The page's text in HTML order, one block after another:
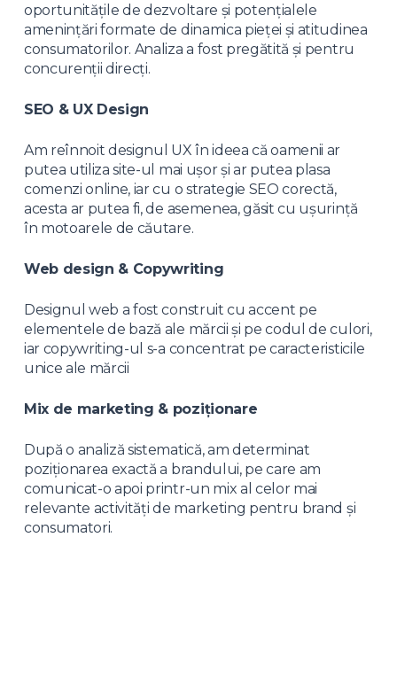
oportunitățile de dezvoltare și potențialele
amenințări formate de dinamica pieței și atitudinea
consumatorilor. Analiza a fost pregătită și pentru
concurenții direcți.
SEO & UX Design
Am reînnoit designul UX în ideea că oamenii ar
putea utiliza site-ul mai ușor și ar putea plasa
comenzi online, iar cu o strategie SEO corectă,
acesta ar putea fi, de asemenea, găsit cu ușurință
în motoarele de căutare.
Web design & Copywriting
Designul web a fost construit cu accent pe
elementele de bază ale mărcii și pe codul de culori,
iar copywriting-ul s-a concentrat pe caracteristicile
unice ale mărcii
Mix de marketing & poziționare
După o analiză sistematică, am determinat
poziționarea exactă a brandului, pe care am
comunicat-o apoi printr-un mix al celor mai
relevante activități de marketing pentru brand și
consumatori.